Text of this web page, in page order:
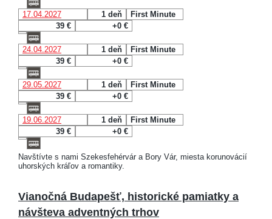
17.04.2027 1 deň
First Minute
39 €
+0 €
24.04.2027 1 deň
First Minute
39 €
+0 €
29.05.2027 1 deň
First Minute
39 €
+0 €
19.06.2027 1 deň
First Minute
39 €
+0 €
Navštívte s nami Szekesfehérvár a Bory Vár, miesta korunovácií
uhorských kráľov a romantiky.
Vianočná Budapešť, historické pamiatky a
návšteva adventných trhov